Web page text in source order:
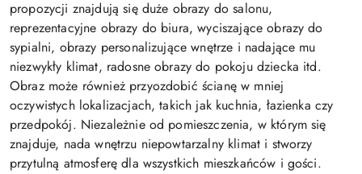
propozycji znajdują się duże obrazy do salonu,
reprezentacyjne obrazy do biura, wyciszające obrazy do
sypialni, obrazy personalizujące wnętrze i nadające mu
niezwykły klimat, radosne obrazy do pokoju dziecka itd.
Obraz może również przyozdobić ścianę w mniej
oczywistych lokalizacjach, takich jak kuchnia, łazienka czy
przedpokój. Niezależnie od pomieszczenia, w którym się
znajduje, nada wnętrzu niepowtarzalny klimat i stworzy
przytulną atmosferę dla wszystkich mieszkańców i gości.